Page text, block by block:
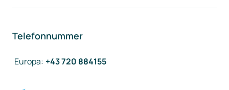
Telefonnummer
Europa: +43 720 884155